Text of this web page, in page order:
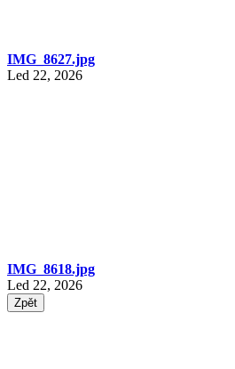
IMG_8627.jpg
Led 22, 2026
IMG_8618.jpg
Led 22, 2026
Zpět